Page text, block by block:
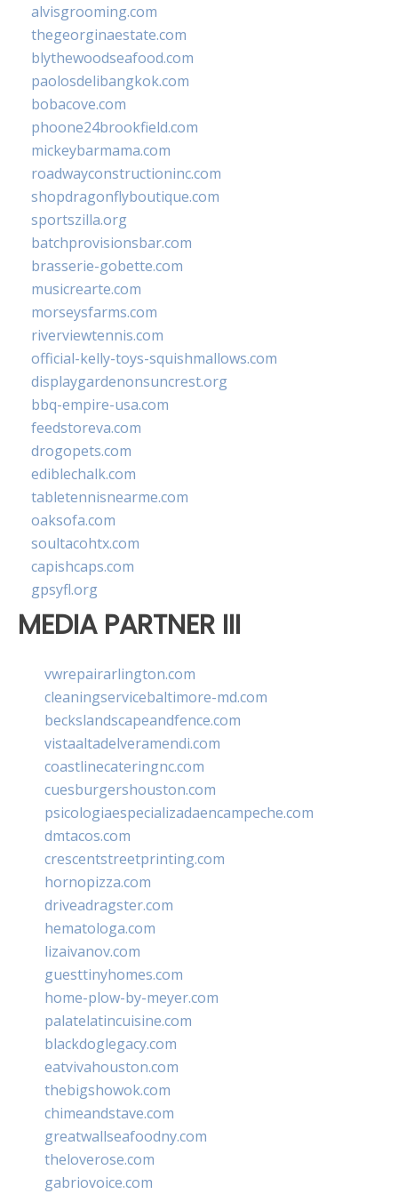
alvisgrooming.com
thegeorginaestate.com
blythewoodseafood.com
paolosdelibangkok.com
bobacove.com
phoone24brookfield.com
mickeybarmama.com
roadwayconstructioninc.com
shopdragonflyboutique.com
sportszilla.org
batchprovisionsbar.com
brasserie-gobette.com
musicrearte.com
morseysfarms.com
riverviewtennis.com
official-kelly-toys-squishmallows.com
displaygardenonsuncrest.org
bbq-empire-usa.com
feedstoreva.com
drogopets.com
ediblechalk.com
tabletennisnearme.com
oaksofa.com
soultacohtx.com
capishcaps.com
gpsyfl.org
MEDIA PARTNER III
vwrepairarlington.com
cleaningservicebaltimore-md.com
beckslandscapeandfence.com
vistaaltadelveramendi.com
coastlinecateringnc.com
cuesburgershouston.com
psicologiaespecializadaencampeche.com
dmtacos.com
crescentstreetprinting.com
hornopizza.com
driveadragster.com
hematologa.com
lizaivanov.com
guesttinyhomes.com
home-plow-by-meyer.com
palatelatincuisine.com
blackdoglegacy.com
eatvivahouston.com
thebigshowok.com
chimeandstave.com
greatwallseafoodny.com
theloverose.com
gabriovoice.com